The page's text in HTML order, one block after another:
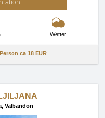
Wetter
ca 18 EUR
Valbandon